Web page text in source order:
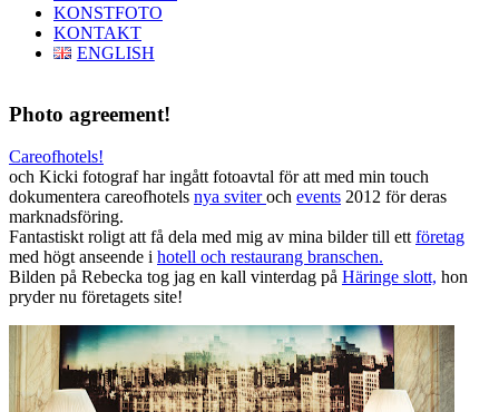
KONSTFOTO
KONTAKT
ENGLISH
Photo agreement!
Careofhotels!
och Kicki fotograf har ingått fotoavtal för att med min touch
dokumentera careofhotels nya sviteroch events 2012 för deras
marknadsföring.
Fantastiskt roligt att få dela med mig av mina bilder till ettföretag
med högt anseende i hotell och restaurang branschen.
Bilden på Rebecka tog jag en kall vinterdag på Häringe slott, hon
pryder nu företagets site!